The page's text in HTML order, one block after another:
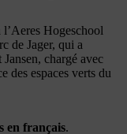
Hogeschool
de Jager, qui a
chargé avec
des espaces verts du
en français.